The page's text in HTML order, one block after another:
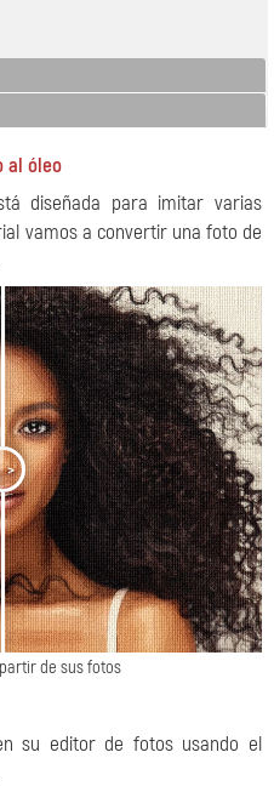
al óleo
diseñada para imitar varias
vamos a convertir una foto de
>
de sus fotos
su editor de fotos usando el